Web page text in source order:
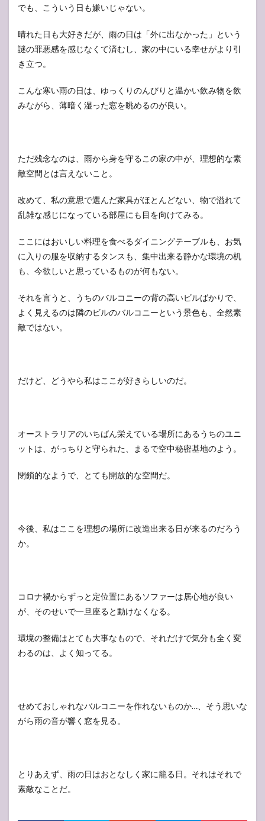
でも、こういう日も嫌いじゃない。
晴れた日も大好きだが、雨の日は「外に出なかった」という
謎の罪悪感を感じなくて済むし、家の中にいる幸せがより引
き立つ。
こんな寒い雨の日は、ゆっくりのんびりと温かい飲み物を飲
みながら、薄暗く湿った窓を眺めるのが良い。
ただ残念なのは、雨から身を守るこの家の中が、理想的な素
敵空間とは言えないこと。
改めて、私の意思で選んだ家具がほとんどない、物で溢れて
乱雑な感じになっている部屋にも目を向けてみる。
ここにはおいしい料理を食べるダイニングテーブルも、お気
に入りの服を収納するタンスも、集中出来る静かな環境の机
も、今欲しいと思っているものが何もない。
それを言うと、うちのバルコニーの背の高いビルばかりで、
よく見えるのは隣のビルのバルコニーという景色も、全然素
敵ではない。
だけど、どうやら私はここが好きらしいのだ。
オーストラリアのいちばん栄えている場所にあるうちのユニ
ットは、がっちりと守られた、まるで空中秘密基地のよう。
閉鎖的なようで、とても開放的な空間だ。
今後、私はここを理想の場所に改造出来る日が来るのだろう
か。
コロナ禍からずっと定位置にあるソファーは居心地が良い
が、そのせいで一旦座ると動けなくなる。
環境の整備はとても大事なもので、それだけで気分も全く変
わるのは、よく知ってる。
せめておしゃれなバルコニーを作れないものか…、そう思いな
がら雨の音が響く窓を見る。
とりあえず、雨の日はおとなしく家に籠る日。それはそれで
素敵なことだ。